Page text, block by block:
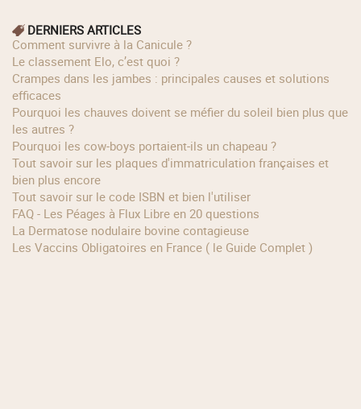
DERNIERS ARTICLES
Comment survivre à la Canicule ?
Le classement Elo, c’est quoi ?
Crampes dans les jambes : principales causes et solutions
efficaces
Pourquoi les chauves doivent se méfier du soleil bien plus que
les autres ?
Pourquoi les cow‑boys portaient‑ils un chapeau ?
Tout savoir sur les plaques d'immatriculation françaises et
bien plus encore
Tout savoir sur le code ISBN et bien l'utiliser
FAQ - Les Péages à Flux Libre en 20 questions
La Dermatose nodulaire bovine contagieuse
Les Vaccins Obligatoires en France ( le Guide Complet )